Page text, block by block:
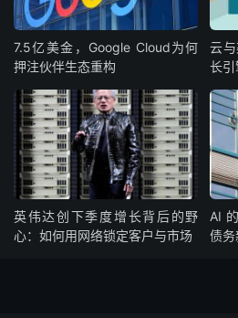
7.5亿美金，Google Cloud为何
押注伙伴生态重构
云
长引
英伟达创下季度增长背后的野
心：如何用网络锁定客户与市场
AI
债务